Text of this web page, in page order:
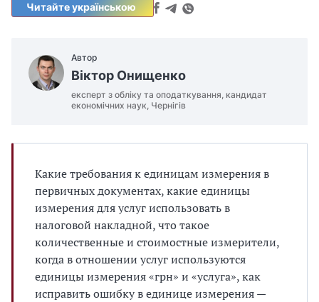
Читайте українською
Автор
Віктор Онищенко
експерт з обліку та оподаткування, кандидат
економічних наук, Чернігів
Какие требования к единицам измерения в
первичных документах, какие единицы
измерения для услуг использовать в
налоговой накладной, что такое
количественные и стоимостные измерители,
когда в отношении услуг используются
единицы измерения «грн» и «услуга», как
исправить ошибку в единице измерения —